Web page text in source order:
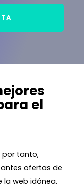
el
por tanto,
ofertas de
la web idónea.